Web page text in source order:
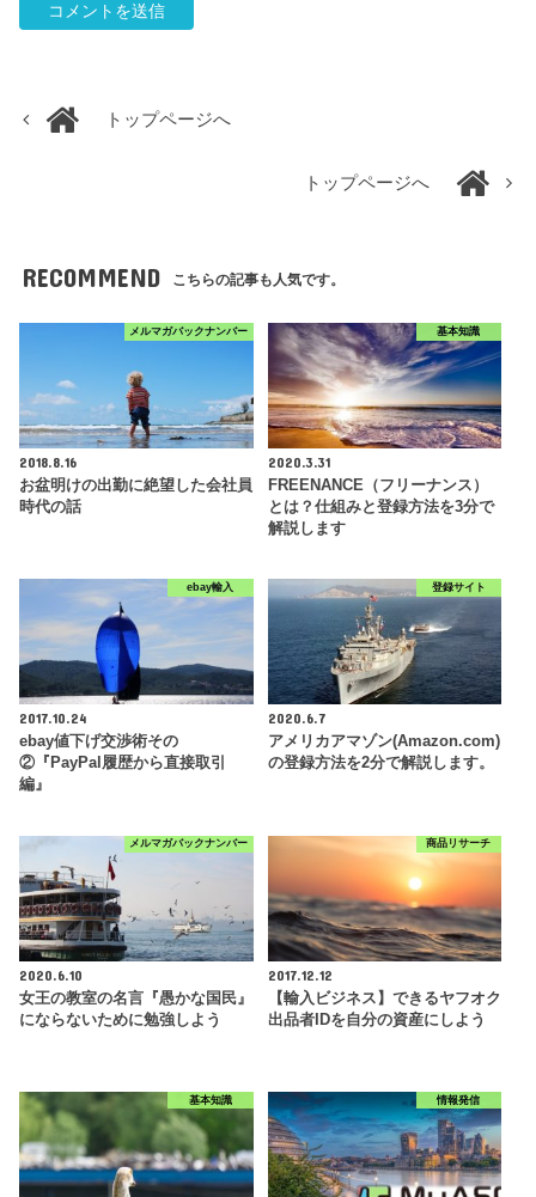
トップページへ
トップページへ
RECOMMEND こちらの記事も人気です。
メルマガバックナンバー
2018.8.16
お盆明けの出勤に絶望した会社員
時代の話
基本知識
2020.3.31
FREENANCE（フリーナンス）
とは？仕組みと登録方法を3分で
解説します
ebay輸入
2017.10.24
ebay値下げ交渉術その
②『PayPal履歴から直接取引
編』
登録サイト
2020.6.7
アメリカアマゾン(Amazon.com)
の登録方法を2分で解説します。
メルマガバックナンバー
2020.6.10
女王の教室の名言『愚かな国民』
にならないために勉強しよう
商品リサーチ
2017.12.12
【輸入ビジネス】できるヤフオク
出品者IDを自分の資産にしよう
基本知識 情報発信